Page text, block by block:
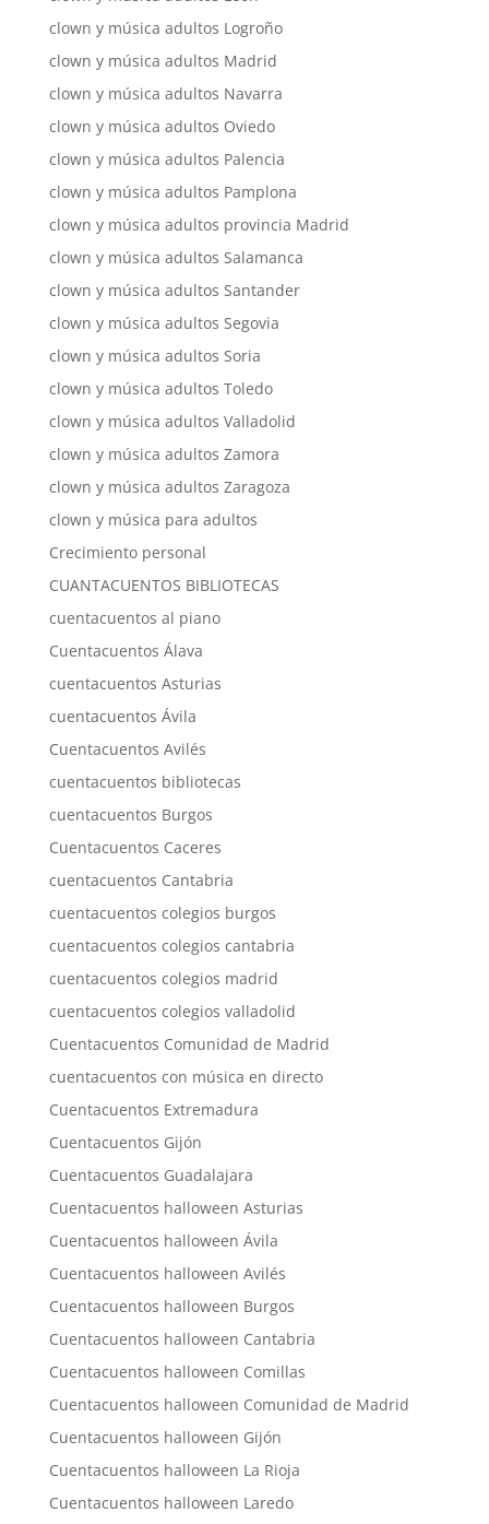
clown y música adultos Logroño
clown y música adultos Madrid
clown y música adultos Navarra
clown y música adultos Oviedo
clown y música adultos Palencia
clown y música adultos Pamplona
clown y música adultos provincia Madrid
clown y música adultos Salamanca
clown y música adultos Santander
clown y música adultos Segovia
clown y música adultos Soria
clown y música adultos Toledo
clown y música adultos Valladolid
clown y música adultos Zamora
clown y música adultos Zaragoza
clown y música para adultos
Crecimiento personal
CUANTACUENTOS BIBLIOTECAS
cuentacuentos al piano
Cuentacuentos Álava
cuentacuentos Asturias
cuentacuentos Ávila
Cuentacuentos Avilés
cuentacuentos bibliotecas
cuentacuentos Burgos
Cuentacuentos Caceres
cuentacuentos Cantabria
cuentacuentos colegios burgos
cuentacuentos colegios cantabria
cuentacuentos colegios madrid
cuentacuentos colegios valladolid
Cuentacuentos Comunidad de Madrid
cuentacuentos con música en directo
Cuentacuentos Extremadura
Cuentacuentos Gijón
Cuentacuentos Guadalajara
Cuentacuentos halloween Asturias
Cuentacuentos halloween Ávila
Cuentacuentos halloween Avilés
Cuentacuentos halloween Burgos
Cuentacuentos halloween Cantabria
Cuentacuentos halloween Comillas
Cuentacuentos halloween Comunidad de Madrid
Cuentacuentos halloween Gijón
Cuentacuentos halloween La Rioja
Cuentacuentos halloween Laredo